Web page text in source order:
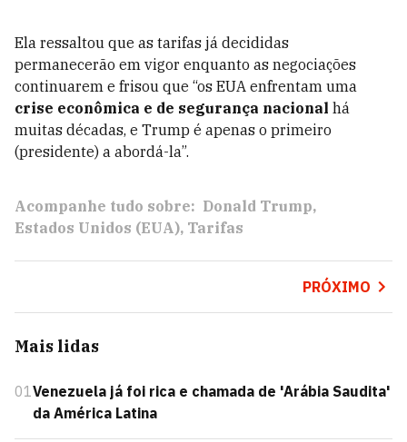
Ela ressaltou que as tarifas já decididas
permanecerão em vigor enquanto as negociações
continuarem e frisou que “os EUA enfrentam uma
crise econômica e de segurança nacional há
muitas décadas, e Trump é apenas o primeiro
(presidente) a abordá-la”.
Acompanhe tudo sobre: Donald Trump
Estados Unidos (EUA) Tarifas
PRÓXIMO
Mais lidas
01Venezuela já foi rica e chamada de 'Arábia Saudita'
da América Latina